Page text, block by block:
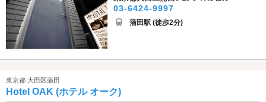
03-6424-9997
蒲田駅 (徒歩2分)
東京都 大田区蒲田
Hotel OAK (ホテル オーク)